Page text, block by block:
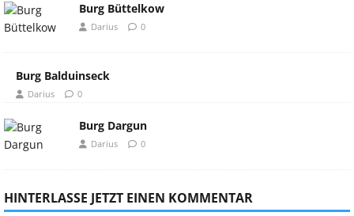
Burg Büttelkow
Darius 0
Burg Balduinseck
Darius 0
Burg Dargun
Darius 0
HINTERLASSE JETZT EINEN KOMMENTAR